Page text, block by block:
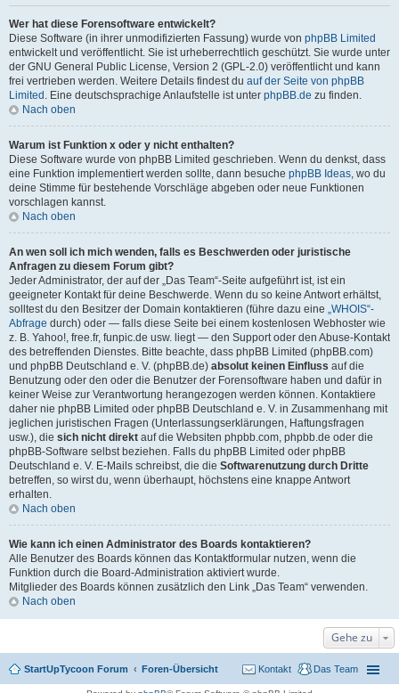
Wer hat diese Forensoftware entwickelt?
Diese Software (in ihrer unmodifizierten Fassung) wurde von phpBB Limited
entwickelt und veröffentlicht. Sie ist urheberrechtlich geschützt. Sie wurde unter
der GNU General Public License, Version 2 (GPL-2.0) veröffentlicht und kann
frei vertrieben werden. Weitere Details findest du auf der Seite von phpBB
Limited . Eine deutschsprachige Anlaufstelle ist unter phpBB.de zu finden.
Nach oben
Warum ist Funktion x oder y nicht enthalten?
Diese Software wurde von phpBB Limited geschrieben. Wenn du denkst, dass
eine Funktion implementiert werden sollte, dann besuche phpBB Ideas, wo du
deine Stimme für bestehende Vorschläge abgeben oder neue Funktionen
vorschlagen kannst.
Nach oben
An wen soll ich mich wenden, falls es Beschwerden oder juristische
Anfragen zu diesem Forum gibt?
Jeder Administrator, der auf der „Das Team“-Seite aufgeführt ist, ist ein
geeigneter Kontakt für deine Beschwerde. Wenn du so keine Antwort erhältst,
solltest du den Besitzer der Domain kontaktieren (führe dazu eine „WHOIS“-
Abfrage durch) oder — falls diese Seite bei einem kostenlosen Webhoster wie
z. B. Yahoo!, free.fr, funpic.de usw. liegt — den Support oder den Abuse-Kontakt
des betreffenden Dienstes. Bitte beachte, dass phpBB Limited (phpBB.com)
und phpBB Deutschland e. V. (phpBB.de) absolut keinen Einfluss auf die
Benutzung oder den oder die Benutzer der Forensoftware haben und dafür in
keiner Weise zur Verantwortung herangezogen werden können. Kontaktiere
daher nie phpBB Limited oder phpBB Deutschland e. V. in Zusammenhang mit
jeglichen juristischen Fragen (Unterlassungserklärungen, Haftungsfragen
usw.), die sich nicht direkt auf die Websiten phpbb.com, phpbb.de oder die
phpBB-Software selbst beziehen. Falls du phpBB Limited oder phpBB
Deutschland e. V. E-Mails schreibst, die die Softwarenutzung durch Dritte
betreffen, so wirst du, wenn überhaupt, höchstens eine knappe Antwort
erhalten.
Nach oben
Wie kann ich einen Administrator des Boards kontaktieren?
Alle Benutzer des Boards können das Kontaktformular nutzen, wenn die
Funktion durch die Board-Administration aktiviert wurde.
Mitglieder des Boards können zusätzlich den Link „Das Team“ verwenden.
Nach oben
Gehe zu
StartUpTycoon Forum Foren-Übersicht Das Team
Kontakt